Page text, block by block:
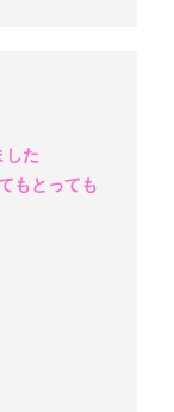
した
もとっても